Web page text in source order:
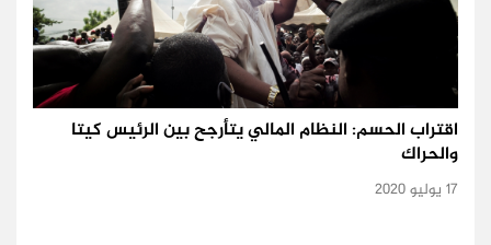
اقتراب الحسم: النظام المالي يتأرجح بين الرئيس كيتا
والحراك
17 يوليو 2020